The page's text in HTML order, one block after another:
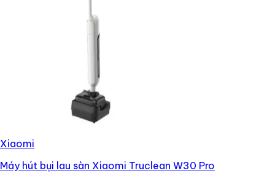
Xiaomi
Máy hút bụi lau sàn Xiaomi Truclean W30 Pro